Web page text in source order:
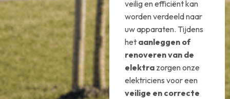
veilig en efficiënt kan
worden verdeeld naar
uw apparaten. Tijdens
het aanleggen of
renoveren van de
elektrazorgen onze
elektriciens voor een
veilige en correcte